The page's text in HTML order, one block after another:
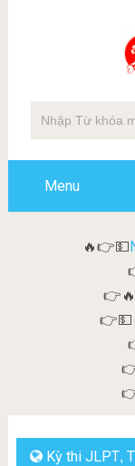
Menu
🔥👉💵
👉🔥
Kỳ thi JLPT,